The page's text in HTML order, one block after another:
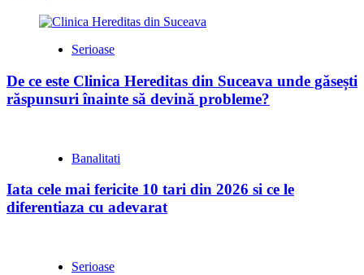
Serioase
De ce este Clinica Hereditas din Suceava unde găsești
răspunsuri înainte să devină probleme?
Banalitati
Iata cele mai fericite 10 tari din 2026 si ce le
diferentiaza cu adevarat
Serioase